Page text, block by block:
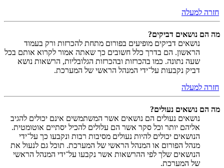
חזרה למעלה
מה הם נושאים דביקים?
נושאים דביקים מופיעים בפורום מתחת להכרזות ורק בעמוד
הראשון. הם בדרך כלל חשובים כך שאתה אמור לקרוא אותם בכל
שעה נתונה. כמו בהכרזות ובהכרזות הגלובליות, הרשאות נושא
דביק נקבעות על־ידי המנהל הראשי של המערכת.
חזרה למעלה
מה הם נושאים נעולים?
נושאים נעולים הם נושאים אשר המשתמשים אינם יכולים להגיב
אליהם יותר וכל סקר אשר הם עלולים להכיל יסתיים אוטומטית.
הנושאים יכולים להיות נעולים מסיבות רבות ונקבעו כך על־ידי
מנהל הפורום או המנהל הראשי של המערכת. תוכל גם לנעול את
הנושאים שלך לפי ההרשאות אשר נקבעו על־ידי המנהל הראשי
של המערכת.